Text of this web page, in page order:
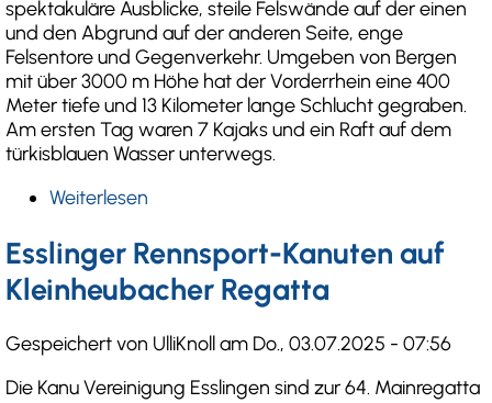
spektakuläre Ausblicke, steile Felswände auf der einen
und den Abgrund auf der anderen Seite, enge
Felsentore und Gegenverkehr. Umgeben von Bergen
mit über 3000 m Höhe hat der Vorderrhein eine 400
Meter tiefe und 13 Kilometer lange Schlucht gegraben.
Am ersten Tag waren 7 Kajaks und ein Raft auf dem
türkisblauen Wasser unterwegs.
Weiterlesen
in
den
Schweizer
Esslinger Rennsport-Kanuten auf
Kleinheubacher Regatta
Gespeichert von UlliKnollam Do., 03.07.2025 - 07:56
Die Kanu Vereinigung Esslingen sind zur 64. Mainregatta